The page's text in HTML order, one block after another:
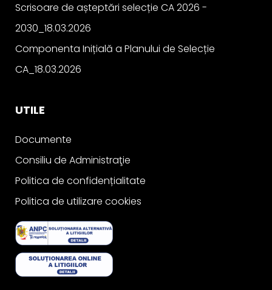
Scrisoare de așteptări selecție CA 2026 -
2030_18.03.2026
Componenta Inițială a Planului de Selecție
CA_18.03.2026
UTILE
Documente
Consiliu de Administraţie
Politica de confidențialitate
Politica de utilizare cookies